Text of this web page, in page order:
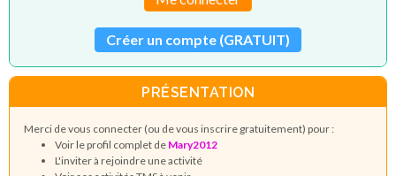
Créer un compte (GRATUIT)
PRÉSENTATION
Merci de vous connecter (ou de vous inscrire gratuitement) pour :
Voir le profil complet de Mary2012
L'inviter à rejoindre une activité